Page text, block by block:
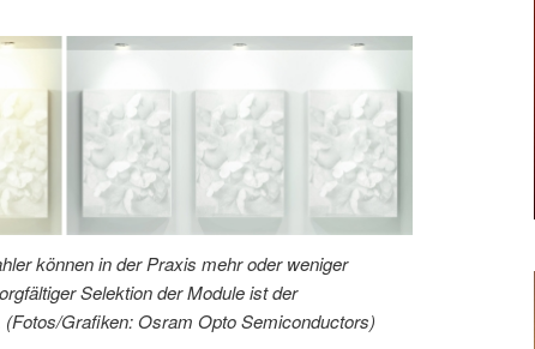
können in der Praxis mehr oder weniger
Selektion der Module ist der
Grafiken: Osram Opto Semiconductors)